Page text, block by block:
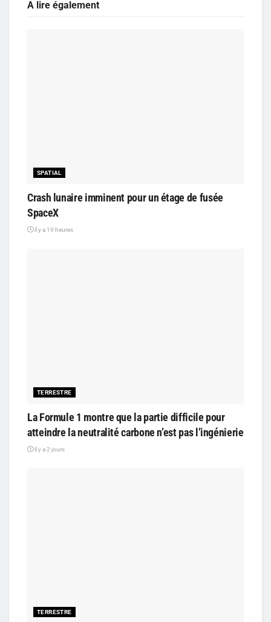
A lire également
SPATIAL
Crash lunaire imminent pour un étage de fusée
SpaceX
il y a 19 heures
TERRESTRE
La Formule 1 montre que la partie difficile pour
atteindre la neutralité carbone n’est pas l’ingénierie
il y a 2 jours
TERRESTRE